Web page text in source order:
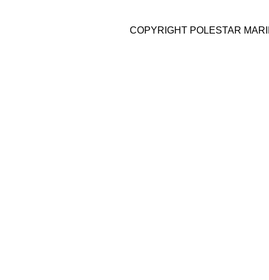
COPYRIGHT POLESTAR